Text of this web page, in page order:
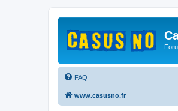
FAQ
www.casusno.fr